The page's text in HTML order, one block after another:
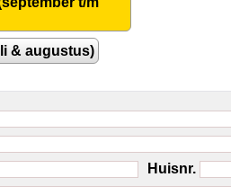
& augustus)
Huisnr.